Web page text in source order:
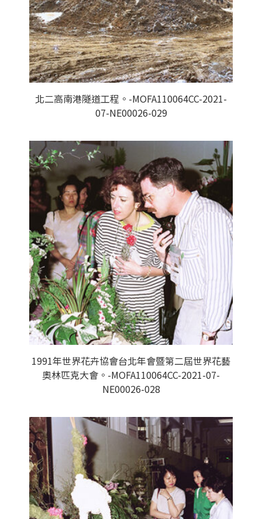
北二高南港隧道工程。-MOFA110064CC-2021-
07-NE00026-029
1991年世界花卉協會台北年會暨第二屆世界花藝
奧林匹克大會。-MOFA110064CC-2021-07-
NE00026-028